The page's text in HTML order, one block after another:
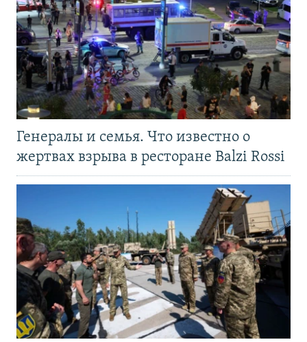
Генералы и семья. Что известно о
жертвах взрыва в ресторане Balzi Rossi